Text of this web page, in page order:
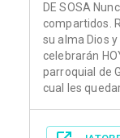
DE SOSA
compartidos.
su alma Dios
celebrarán
parroquial de
cual les